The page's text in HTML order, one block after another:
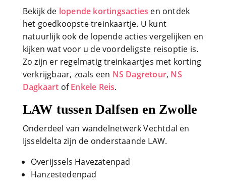
Bekijk de lopende kortingsacties en ontdek
het goedkoopste treinkaartje. U kunt
natuurlijk ook de lopende acties vergelijken en
kijken wat voor u de voordeligste reisoptie is.
Zo zijn er regelmatig treinkaartjes met korting
verkrijgbaar, zoals een NS Dagretour, NS
Dagkaart ofEnkele Reis.
LAW tussen Dalfsen en Zwolle
Onderdeel van wandelnetwerk Vechtdal en
Ijsseldelta zijn de onderstaande LAW.
Overijssels Havezatenpad
Hanzestedenpad